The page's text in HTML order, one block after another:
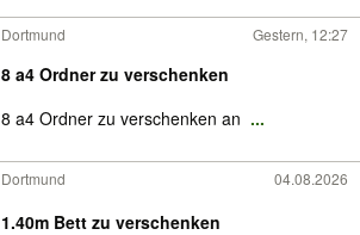
Dortmund Gestern, 12:27
8 a4 Ordner zu verschenken
8 a4 Ordner zu verschenken an ...
Dortmund 04.08.2026
1.40m Bett zu verschenken